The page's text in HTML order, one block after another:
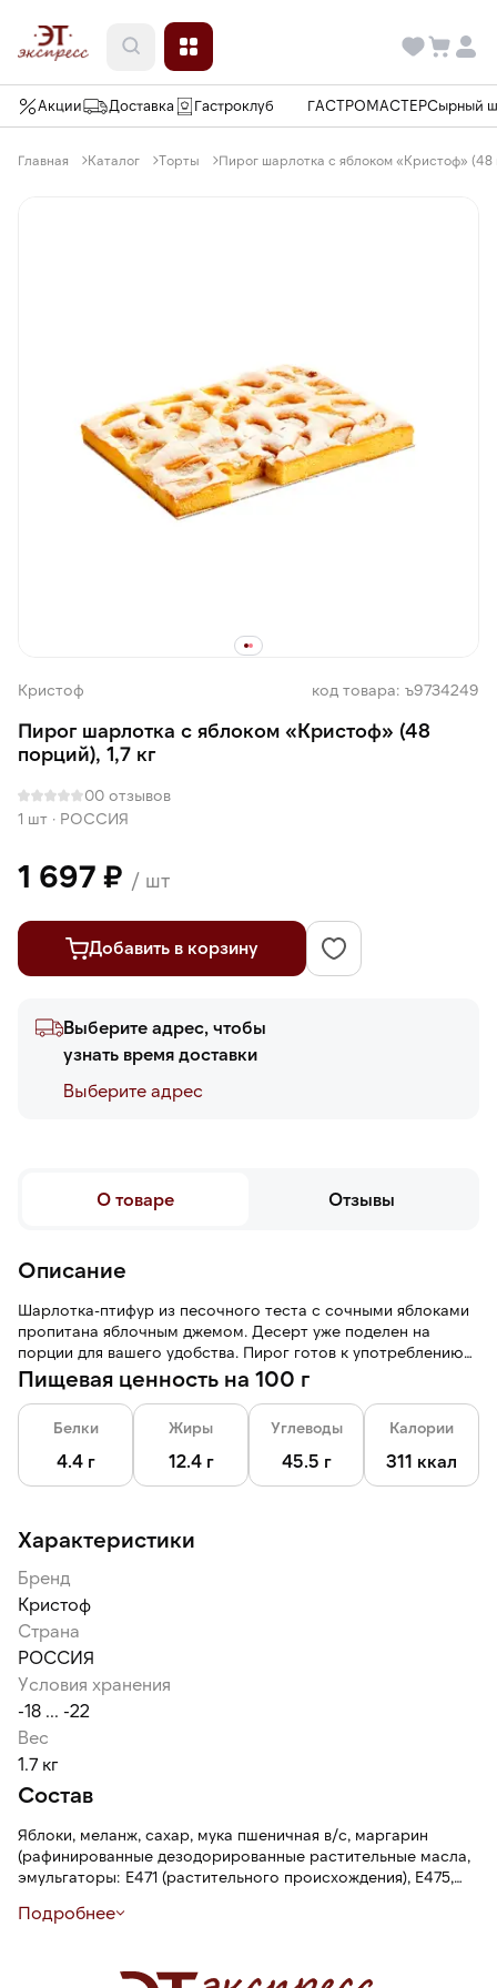
Акции Доставка Гастроклуб ГАСТРОМАСТЕРСырный
Главная Каталог Торты Пирог шарлотка с яблоком «Кристоф» (48
Кристоф код товара: ъ9734249
Пирог шарлотка с яблоком «Кристоф» (48
порций), 1,7 кг
00 отзывов
1 шт · РОССИЯ
1 697 ₽ / шт
Добавить в корзину
Выберите адрес, чтобы
узнать время доставки
Выберите адреc
О товаре Отзывы
Описание
Шарлотка-птифур из песочного теста с сочными яблоками
пропитана яблочным джемом. Десерт уже поделен на
порции для вашего удобства. Пирог готов к употреблению
после размораживания.
Пищевая ценность на 100 г
Белки
4.4 г
Жиры
12.4 г
Углеводы
45.5 г
Калории
311 ккал
Характеристики
Бренд
Кристоф
Страна
РОССИЯ
Условия хранения
-18 ... -22
Вес
1.7 кг
Состав
Яблоки, меланж, сахар, мука пшеничная в/с, маргарин
(рафинированные дезодорированные растительные масла,
эмульгаторы: Е471 (растительного происхождения), Е475,
бензоат натрия, краситель: каротин, ароматизатор масла,
сахар, загустители (пектин, ксантановая камедь),
Подробнее